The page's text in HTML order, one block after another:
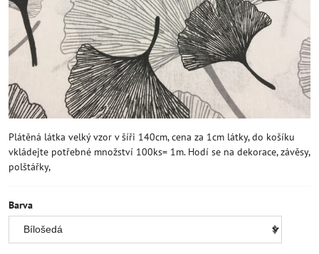
Plátěná látka velký vzor v šíři 140cm, cena za 1cm látky, do košíku
vkládejte potřebné množství 100ks= 1m. Hodí se na dekorace, závěsy,
polštářky,
Barva